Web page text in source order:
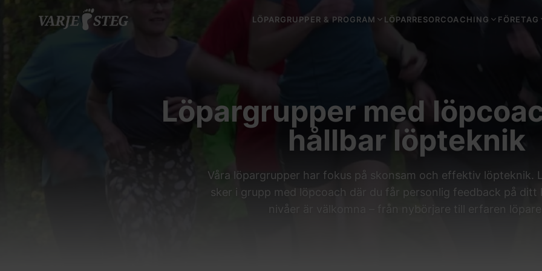
LÖPARGRUPPER & PROGRAM LÖPARRESORCOACHING FÖRETAG
Löpargrupper med
hållbar löpteknik
Våra löpargrupper har fokus på skonsam och effektiv löpteknik.
sker i grupp med löpcoach där du får personlig feedback på ditt
nivåer är välkomna – från nybörjare till erfaren